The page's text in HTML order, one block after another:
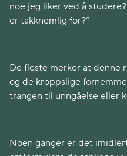
noe jeg liker ved å
er takknemlig for?”
De fleste merker at denne
og de kroppslige
trangen til unngåelse eller
Noen ganger er det